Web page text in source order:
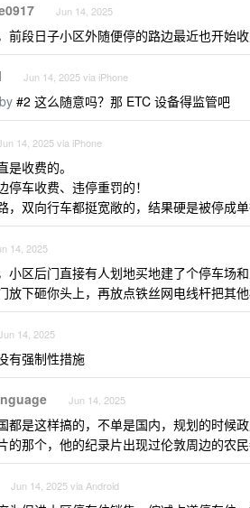
Jun 14, 2025
前段日子小区外随便停的路边最近也开始
Jun 14, 2025 via iPhone
#2 这么随意吗？那 ETC 设备得监管吧
14, 2025 via iPhone
是收费的。
停车收费、违停重罚的！
，双向行车都挺宽敞的，结果硬是被停成
14, 2025
小区后门直接有人划地买地建了个停车场
放下砸你头上，再放点铁丝网电线杆把其
14, 2025
有强制性措施
Jun 14, 2025
都是这样搞的，不单是国内，规划的时候
的那个，他的纪录片出现过伦敦周边的农
Jun 14, 2025 via Android